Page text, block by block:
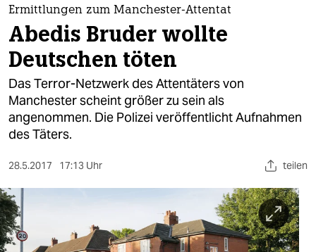
themen
politik
öko
gesellschaft
kultur
sport
berlin
nord
Ermittlungen zum Manchester-Attentat
Abedis Bruder wollte
Deutschen töten
Das Terror-Netzwerk des Attentäters von
Manchester scheint größer zu sein als
angenommen. Die Polizei veröffentlicht Aufnahmen
des Täters.
28.5.2017 17:13 Uhr teilen